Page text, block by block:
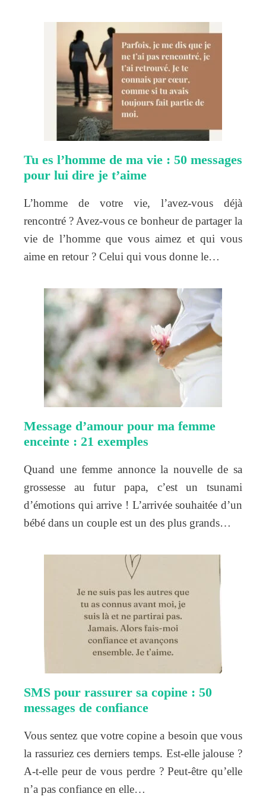
Tu es l’homme de ma vie : 50 messages
pour lui dire je t’aime
L’homme de votre vie, l’avez-vous déjà
rencontré ? Avez-vous ce bonheur de partager la
vie de l’homme que vous aimez et qui vous
aime en retour ? Celui qui vous donne le…
Message d’amour pour ma femme
enceinte : 21 exemples
Quand une femme annonce la nouvelle de sa
grossesse au futur papa, c’est un tsunami
d’émotions qui arrive ! L’arrivée souhaitée d’un
bébé dans un couple est un des plus grands…
SMS pour rassurer sa copine : 50
messages de confiance
Vous sentez que votre copine a besoin que vous
la rassuriez ces derniers temps. Est-elle jalouse ?
A-t-elle peur de vous perdre ? Peut-être qu’elle
n’a pas confiance en elle…